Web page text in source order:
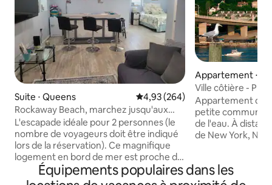
Suite ⋅ Queens Évaluation moyenne sur la
4,93 (264)
Rockaway Beach, marchez jusqu'aux
points chauds locaux !
L'escapade idéale pour 2 personnes (le
nombre de voyageurs doit être indiqué
lors de la réservation). Ce magnifique
logement en bord de mer est proche de
la promenade de Rockaway ! Vous vous
sentirez à la fois chez vous et en paix ici.
Appartement ⋅
Ville côtière -
appartement
Appartement
petite
de l'eau. À
de New York, NJ
Beaucoup de
d'espaces verts.
Équipements populaires dans les